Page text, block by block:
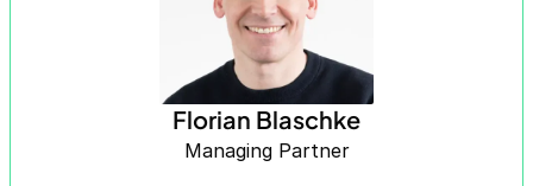
Florian Blaschke
Managing Partner